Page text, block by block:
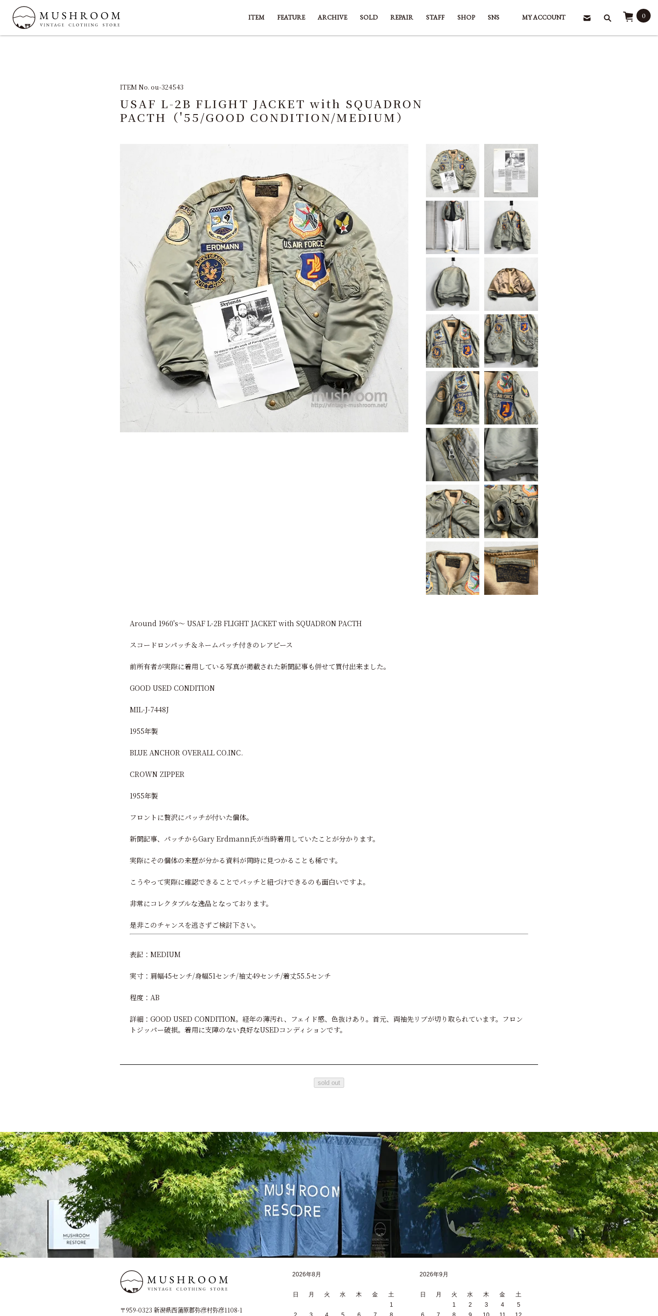
ITEM FEATURE ARCHIVE SOLD REPAIR STAFF SHOP SNS MY ACCOUNT 0
ITEM No. ou-324543
USAF L-2B FLIGHT JACKET with SQUADRON
PACTH（'55/GOOD CONDITION/MEDIUM）
Around 1960's～ USAF L-2B FLIGHT JACKET with SQUADRON PACTH
スコードロンパッチ＆ネームパッチ付きのレアピース
前所有者が実際に着用している写真が掲載された新聞記事も併せて買付出来ました。
GOOD USED CONDITION
MIL-J-7448J
1955年製
BLUE ANCHOR OVERALL CO.INC.
CROWN ZIPPER
1955年製
フロントに贅沢にパッチが付いた個体。
新聞記事、パッチからGary Erdmann氏が当時着用していたことが分かります。
実際にその個体の来歴が分かる資料が同時に見つかることも稀です。
こうやって実際に確認できることでパッチと紐づけできるのも面白いですよ。
非常にコレクタブルな逸品となっております。
是非このチャンスを逃さずご検討下さい。
表記：MEDIUM
実寸：肩幅45センチ/身幅51センチ/袖丈49センチ/着丈55.5センチ
程度：AB
詳細：GOOD USED CONDITION。経年の薄汚れ、フェイド感、色抜けあり。首元、両袖先リブが切り取られています。フロン
トジッパー破損。着用に支障のない良好なUSEDコンディションです。
sold out
〒959-0323 新潟県西蒲原郡弥彦村弥彦1108-1
2026年8月
日 月 火 水 木 金
土
1
2026年9月
日 月 火 水 木 金
土
1
2 3 4
5